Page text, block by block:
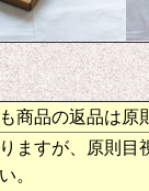
商品の返品は原
ますが、原則目
。